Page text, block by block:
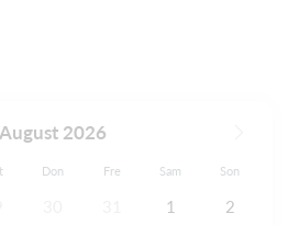
August 2026
Don Fre Sam Son
1 2